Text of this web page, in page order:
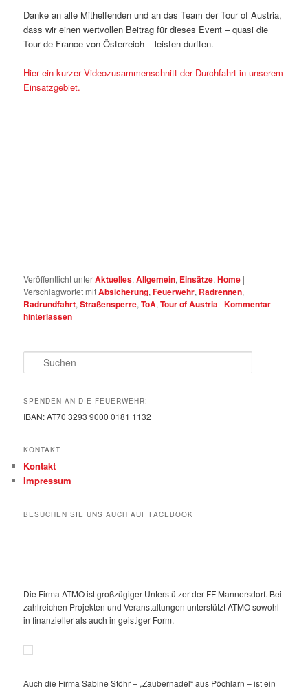
Danke an alle Mithelfenden und an das Team der Tour of Austria,
dass wir einen wertvollen Beitrag für dieses Event – quasi die
Tour de France von Österreich – leisten durften.
Hier ein kurzer Videozusammenschnitt der Durchfahrt in unserem
Einsatzgebiet.
Veröffentlicht unterAktuelles,Allgemein, Einsätze,Home |
Verschlagwortet mitAbsicherung,Feuerwehr, Radrennen,
Radrundfahrt,Straßensperre,ToA,Tour of Austria |Kommentar
hinterlassen
Suchen
SPENDEN AN DIE FEUERWEHR:
IBAN: AT70 3293 9000 0181 1132
KONTAKT
Kontakt
Impressum
BESUCHEN SIE UNS AUCH AUF FACEBOOK
Die Firma ATMO ist großzügiger Unterstützer der FF Mannersdorf. Bei
zahlreichen Projekten und Veranstaltungen unterstützt ATMO sowohl
in finanzieller als auch in geistiger Form.
Auch die Firma Sabine Stöhr – „Zaubernadel“ aus Pöchlarn – ist ein